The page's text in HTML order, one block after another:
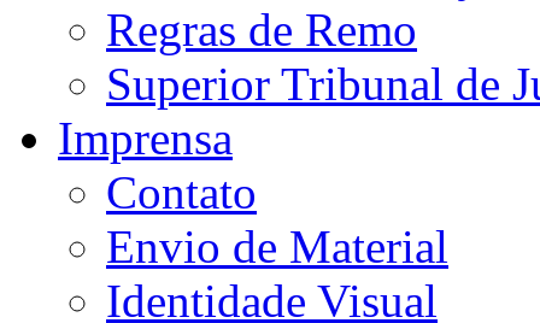
Regras de Remo
Superior Tribunal de
Imprensa
Contato
Envio de Material
Identidade Visual